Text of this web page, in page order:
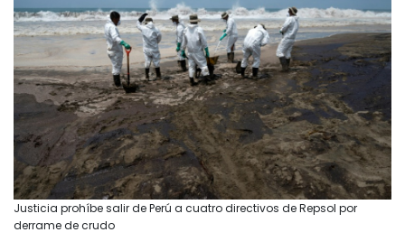
Justicia prohíbe salir de Perú a cuatro directivos de Repsol por
derrame de crudo